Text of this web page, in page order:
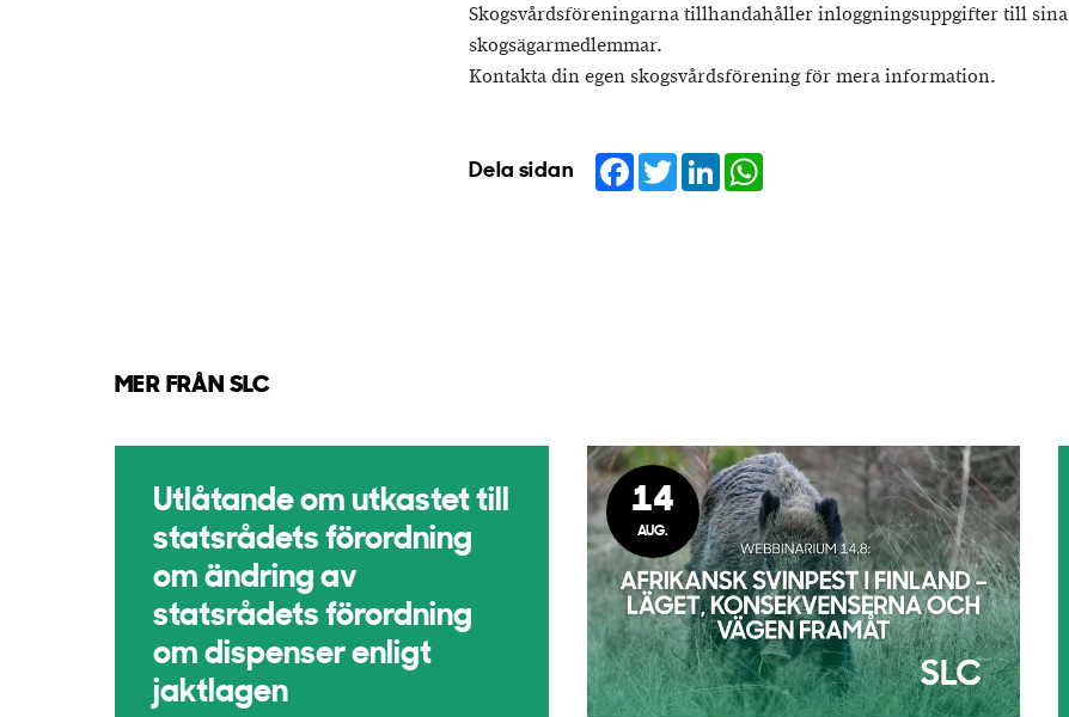
Skogsvårdsföreningarna tillhandahåller inloggningsuppgifter till sina
skogsägarmedlemmar.
Kontakta din egen skogsvårdsförening för mera information.
Dela sidan Facebook
TwitterLinkedIn
MER FRÅN SLC
Utlåtande om utkastet till
statsrådets förordning
om ändring av
statsrådets förordning
om dispenser enligt
jaktlagen
14
AUG.